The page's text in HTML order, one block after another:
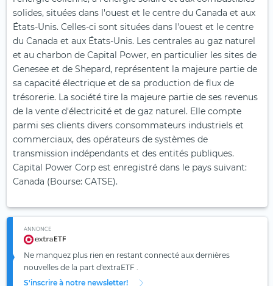
solides, situées dans l'ouest et le centre du Canada et aux
États-Unis. Celles-ci sont situées dans l'ouest et le centre
du Canada et aux États-Unis. Les centrales au gaz naturel
et au charbon de Capital Power, en particulier les sites de
Genesee et de Shepard, représentent la majeure partie de
sa capacité électrique et de sa production de flux de
trésorerie. La société tire la majeure partie de ses revenus
de la vente d'électricité et de gaz naturel. Elle compte
parmi ses clients divers consommateurs industriels et
commerciaux, des opérateurs de systèmes de
transmission indépendants et des entités publiques.
Capital Power Corp est enregistré dans le pays suivant:
Canada (Bourse: CATSE).
ANNONCE
Ne manquez plus rien en restant connecté aux dernières
nouvelles de la part d'extraETF .
S'inscrire à notre newsletter!